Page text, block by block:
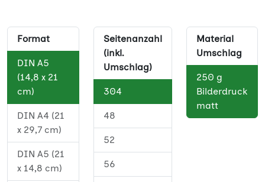
Format
DIN A5
(14,8 x 21
cm)
DIN A4 (21
x 29,7 cm)
DIN A5 (21
x 14,8 cm)
Seitenanzahl
(inkl.
Umschlag)
304
48
52
56
Material
Umschlag
250 g
Bilderdruck
matt